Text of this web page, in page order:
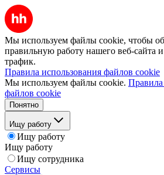
Мы используем файлы cookie, чтобы
правильную работу нашего веб-сайта и
трафик.
Правила использования файлов cookie
Мы используем файлы cookie. Правила
файлов cookie
Понятно
Ищу работу
Ищу работу
Ищу работу
Ищу сотрудника
Сервисы